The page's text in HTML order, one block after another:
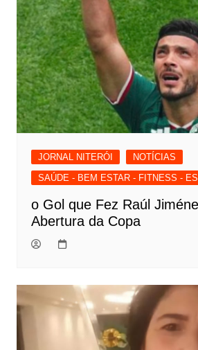
JORNAL NITERÓI
NOTÍCIAS
SAÚDE - BEM ESTAR - FITNESS -
o Gol que Fez Raúl
Abertura da Copa